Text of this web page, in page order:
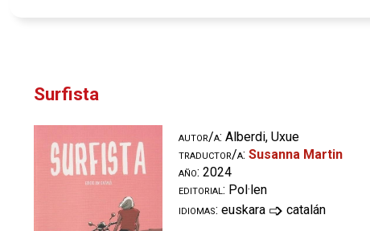
Surfista
autor/a: Alberdi, Uxue
traductor/a: Susanna Martin
año: 2024
editorial: Pol·len
idiomas: euskara ➩ catalán